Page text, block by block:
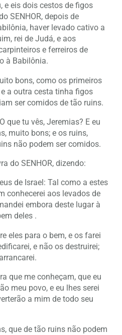
e eis dois cestos de figos
SENHOR, depois de
haver levado cativo a
rei de Judá, e aos
e ferreiros de
à Babilônia.
bons, como os primeiros
a outra cesta tinha figos
ser comidos de tão ruins.
que tu vês, Jeremias? E eu
muito bons; e os ruins,
não podem ser comidos.
do SENHOR, dizendo:
de Israel: Tal como a estes
conhecerei aos levados de
embora deste lugar à
deles .
eles para o bem, e os farei
e não os destruirei;
que me conheçam, que eu
meu povo, e eu lhes serei
a mim de todo seu
que de tão ruins não podem